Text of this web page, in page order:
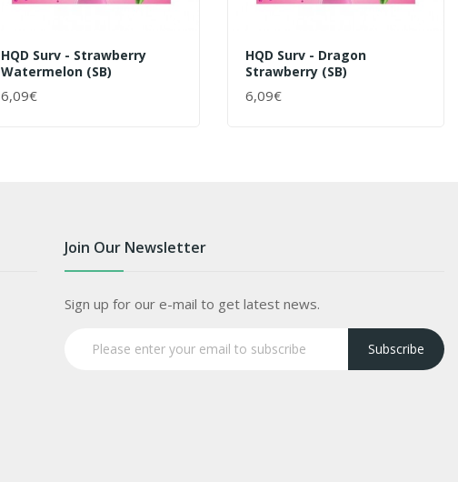
HQD Surv - Strawberry
Watermelon (SB)
6,09€
+ WARENKORB
HQD Surv - Dragon
Strawberry (SB)
6,09€
+ WARENKORB
Join Our Newsletter
Sign up for our e-mail to get latest news.
Subscribe